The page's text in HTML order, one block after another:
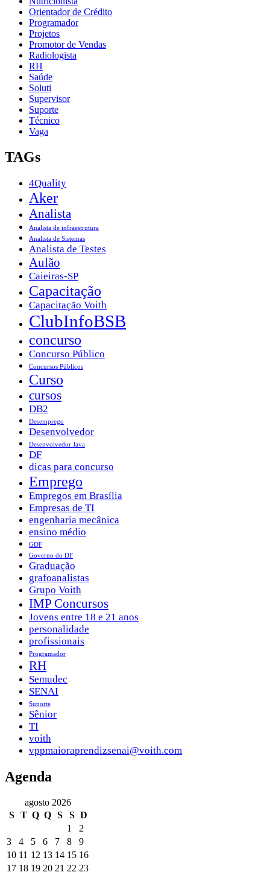
Orientador de Crédito
Programador
Projetos
Promotor de Vendas
Radiologista
RH
Saúde
Soluti
Supervisor
Suporte
Técnico
Vaga
TAGs
4Quality
Aker
Analista
Analista de infraestrutura
Analista de Sistemas
Analista de Testes
Aulão
Caieiras-SP
Capacitação
Capacitação Voith
ClubInfoBSB
concurso
Concurso Público
Concursos Públicos
Curso
cursos
DB2
Desemprego
Desenvolvedor
Desenvolvedor Java
DF
dicas para concurso
Emprego
Empregos em Brasília
Empresas de TI
engenharia mecânica
ensino médio
GDF
Governo do DF
Graduação
grafoanalistas
Grupo Voith
IMP Concursos
Jovens entre 18 e 21 anos
personalidade
profissionais
Programador
RH
Semudec
SENAI
Suporte
Sênior
TI
voith
vppmaioraprendizsenai@voith.com
Agenda
agosto 2026
S
T Q Q S S D
1
2
3
4 5 6 7 8
9
10 11 12 13 14 15 16
17 18 19 20 21 22 23